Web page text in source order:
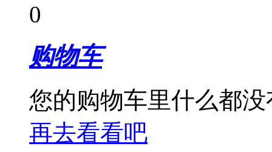
0
购物车
您的购物车里什么都没
再去看看吧